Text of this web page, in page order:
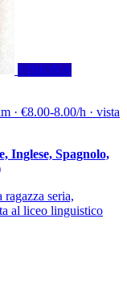
VISIONA
· €8.00-8.00/h · vista
Inglese, Spagnolo,
seria,
al liceo linguistico